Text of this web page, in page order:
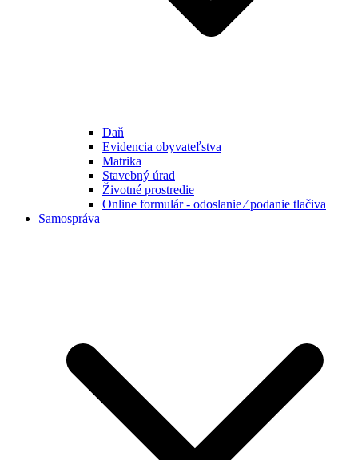
Daň
Evidencia obyvateľstva
Matrika
Stavebný úrad
Životné prostredie
Online formulár - odoslanie ⁄ podanie tlačiva
Samospráva